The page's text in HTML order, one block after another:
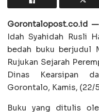
Gorontalopost.co.id —
Idah Syahidah Rusli
bedah buku berjudul
Rujukan Sejarah
Dinas Kearsipan
Gorontalo, Kamis, (22/
Buku yang ditulis